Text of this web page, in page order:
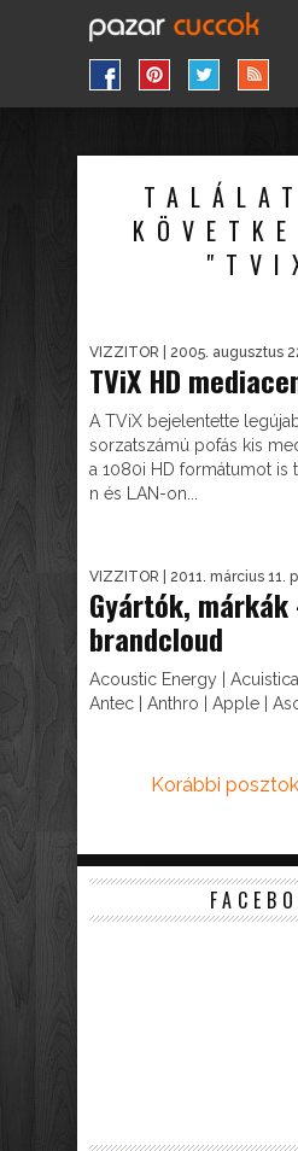
VIZZITOR | 2005. augusztus
TViX HD
A TViX bejelentette
sorzatszámú pofás kis
a 1080i HD formátumot is
n és LAN-on...
VIZZITOR | 2011. március 11.
Gyártók, márkák
brandcloud
Acoustic Energy |
Antec | Anthro | Apple |
Korábbi